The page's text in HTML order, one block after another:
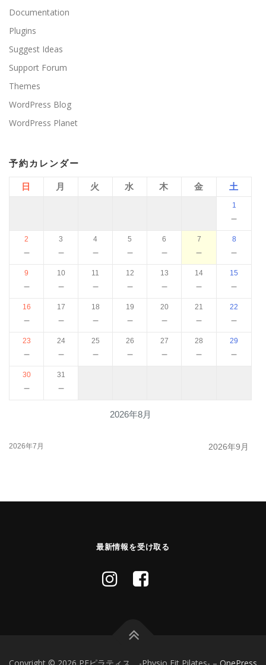
Documentation
Plugins
Suggest Ideas
Support Forum
Themes
WordPress Blog
WordPress Planet
予約カレンダー
2026年8月
日 月 火 水 木 金 土
1
－
2
－
3
－
4
－
5
－
6
－
7
－
8
－
9
－
10
－
11
－
12
－
13
－
14
－
15
－
16
－
17
－
18
－
19
－
20
－
21
－
22
－
23
－
24
－
25
－
26
－
27
－
28
－
29
－
30
－
31
－
2026年7月 2026年9月
最新情報を受け取る